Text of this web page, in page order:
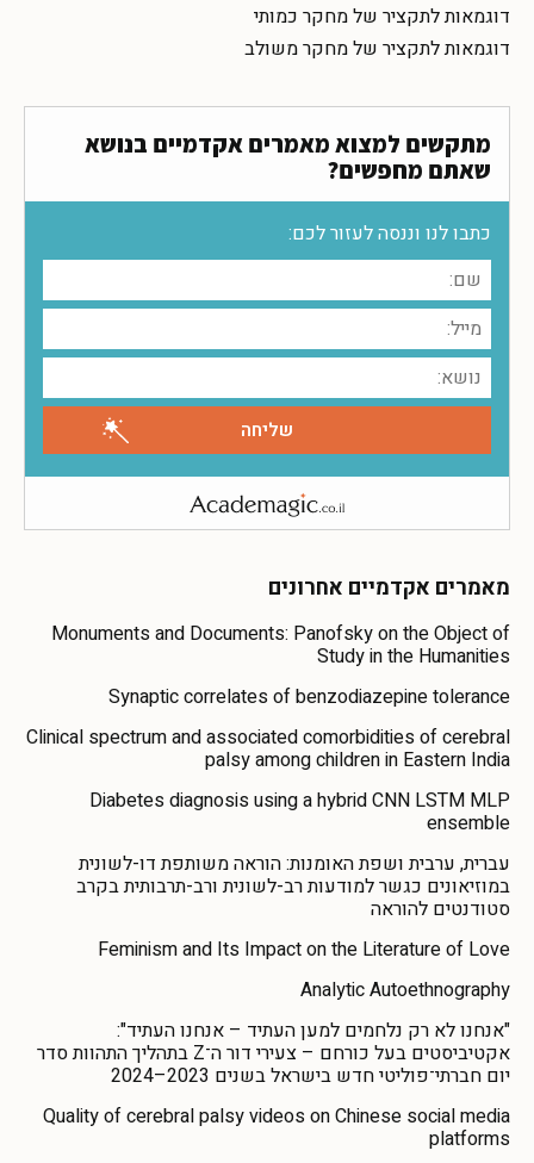
דוגמאות לתקציר של מחקר כמותי
דוגמאות לתקציר של מחקר משולב
מתקשים למצוא מאמרים אקדמיים בנושא
שאתם מחפשים?
כתבו לנו וננסה לעזור לכם:
מאמרים אקדמיים אחרונים
Monuments and Documents: Panofsky on the Object of
Study in the Humanities
Synaptic correlates of benzodiazepine tolerance
Clinical spectrum and associated comorbidities of cerebral
palsy among children in Eastern India
Diabetes diagnosis using a hybrid CNN LSTM MLP
ensemble
עברית, ערבית ושפת האומנות: הוראה משותפת דו-לשונית
במוזיאונים כגשר למודעות רב-לשונית ורב-תרבותית בקרב
סטודנטים להוראה
Feminism and Its Impact on the Literature of Love
Analytic Autoethnography
"אנחנו לא רק נלחמים למען העתיד – אנחנו העתיד":
אקטיביסטים בעל כורחם – צעירי דור ה־Z בתהליך התהוות סדר
יום חברתי־פוליטי חדש בישראל בשנים 2023–2024
Quality of cerebral palsy videos on Chinese social media
platforms